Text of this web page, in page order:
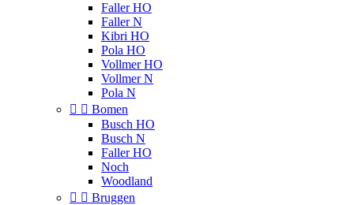
Faller HO
Faller N
Kibri HO
Pola HO
Vollmer HO
Vollmer N
Pola N
  Bomen
Busch HO
Busch N
Faller HO
Noch
Woodland
  Bruggen